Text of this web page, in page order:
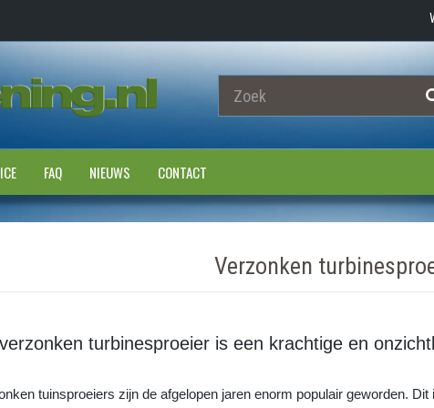
FAQ NIEUWS CONTACT
Verzonken
turbinesproeier is een krachtige en
tuinsproeiers zijn de afgelopen jaren enorm populair geworden.